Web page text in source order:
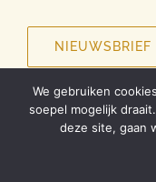
NIEUWSBRIEF
2026 InCanto
We gebruiken
soepel mogelijk
deze site, gaan